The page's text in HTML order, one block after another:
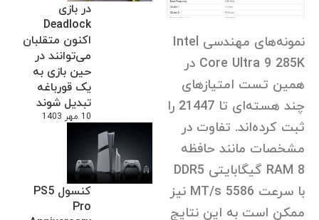
در بازی
Deadlock
اکنون متقلبان
می‌توانند در
حین بازی به
یک قورباغه
تبدیل شوند
10 مهر 1403
کنسول PS5
Pro
نمونه‌های مهندسی Intel
Core Ultra 9 285K در
همین تست امتیازهای
چند هسته‌ای تا 21447 را
ثبت کرده‌اند. تفاوت در
مشخصات مانند حافظه
RAM 8 گیگابایتی DDR5
با سرعت 5586 MT/s نیز
ممکن است به این نتایج